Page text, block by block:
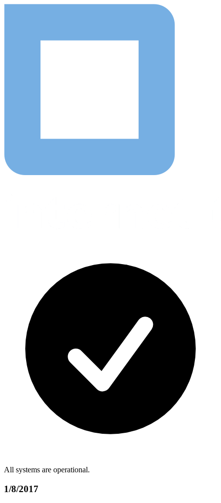
All systems are operational.
1/8/2017